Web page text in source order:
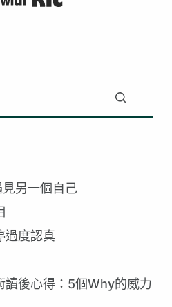
另一個自己
過度認真
讀後心得：5個Why的威力